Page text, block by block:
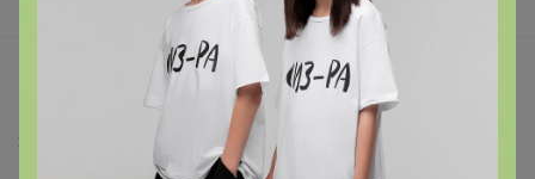
Написать в поддержку
Защита покупателя